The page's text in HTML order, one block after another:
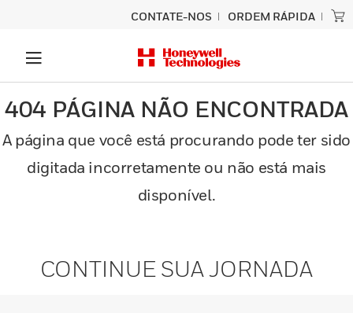
CONTATE-NOS ORDEM RÁPIDA
404 PÁGINA NÃO ENCONTRADA
A página que você está procurando pode ter sido
digitada incorretamente ou não está mais
disponível.
CONTINUE SUA JORNADA